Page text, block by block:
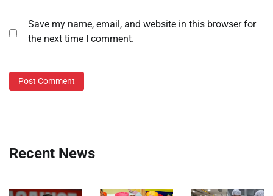
Save my name, email, and website in this browser for
the next time I comment.
Recent News